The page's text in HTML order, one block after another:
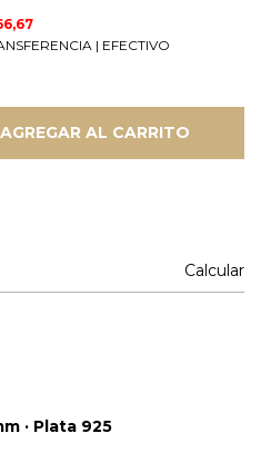
| EFECTIVO
Calcular
· Plata 925